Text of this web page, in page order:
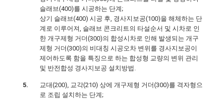
슬래브(400)를 시공하는 단계;
상기 슬래브(400) 시공 후, 경사지보공(100)을 해체하는 단
계로 이루어져, 슬래브 콘크리트의 타설순서 및 시차로 인
한 개구제형 거더(300)의 합성시차로 인해 발생되는 개구
제형 거더(300)의 비대칭 시공오차 변위를 경사지보공이
제어하도록 함을 특징으로 하는 합성형 교량의 변위 관리
및 반전합성 경사지보공 설치방법.
교대(200), 교각(210) 상에 개구제형 거더(300)를 격자형으
로 조립 설치하는 단계;